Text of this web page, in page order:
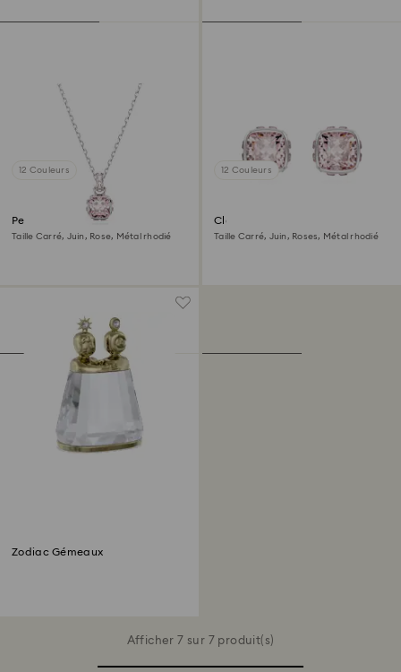
12 Couleurs
Pendentif Birthstone
Taille Carré, Juin, Rose, Métal rhodié
12 Couleurs
Clous d'oreilles Birthstone
Taille Carré, Juin, Roses, Métal rhodié
Zodiac Gémeaux
Afficher 7 sur 7 produit(s)